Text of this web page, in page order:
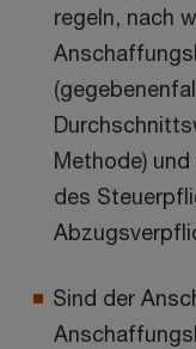
regeln, nach
Methode)
des
Sind der